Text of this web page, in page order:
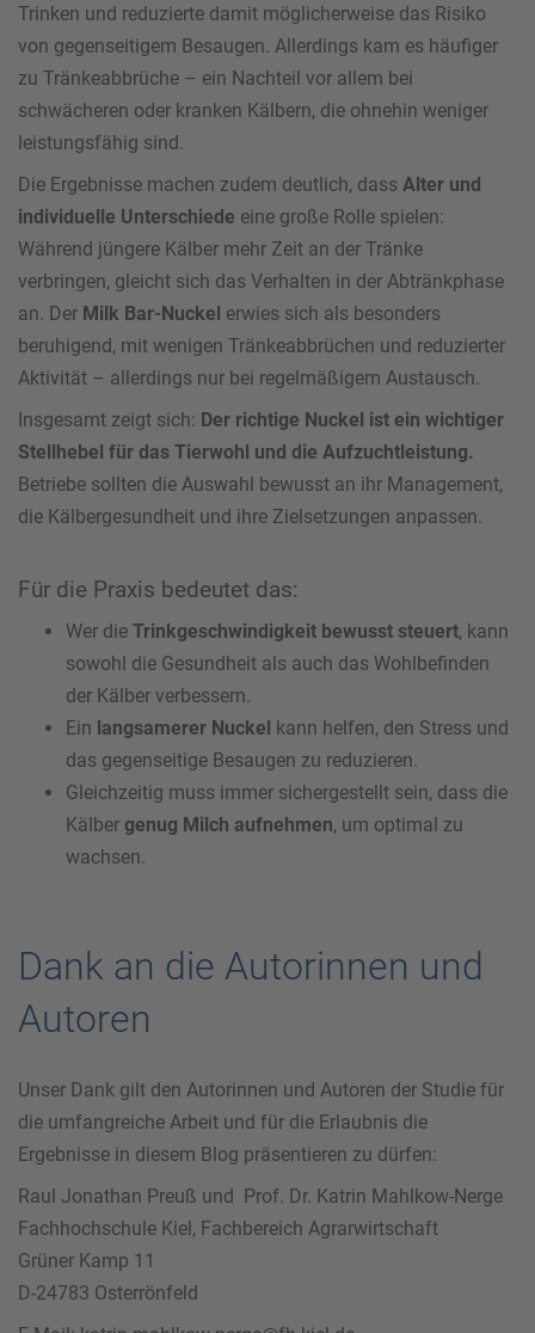
Trinken und reduzierte damit möglicherweise das Risiko
von gegenseitigem Besaugen. Allerdings kam es häufiger
zu Tränkeabbrüche – ein Nachteil vor allem bei
schwächeren oder kranken Kälbern, die ohnehin weniger
leistungsfähig sind.
Die Ergebnisse machen zudem deutlich, dass Alter und
individuelle Unterschiede eine große Rolle spielen:
Während jüngere Kälber mehr Zeit an der Tränke
verbringen, gleicht sich das Verhalten in der Abtränkphase
an. Der Milk Bar-Nuckel erwies sich als besonders
beruhigend, mit wenigen Tränkeabbrüchen und reduzierter
Aktivität – allerdings nur bei regelmäßigem Austausch.
Insgesamt zeigt sich: Der richtige Nuckel ist ein wichtiger
Stellhebel für das Tierwohl und die Aufzuchtleistung.
Betriebe sollten die Auswahl bewusst an ihr Management,
die Kälbergesundheit und ihre Zielsetzungen anpassen.
Für die Praxis bedeutet das:
Wer die Trinkgeschwindigkeit bewusst steuert, kann
sowohl die Gesundheit als auch das Wohlbefinden
der Kälber verbessern.
Ein langsamerer Nuckel kann helfen, den Stress und
das gegenseitige Besaugen zu reduzieren.
Gleichzeitig muss immer sichergestellt sein, dass die
Kälber genug Milch aufnehmen, um optimal zu
wachsen.
Dank an die Autorinnen und
Autoren
Unser Dank gilt den Autorinnen und Autoren der Studie für
die umfangreiche Arbeit und für die Erlaubnis die
Ergebnisse in diesem Blog präsentieren zu dürfen:
Raul Jonathan Preuß und Prof. Dr. Katrin Mahlkow-Nerge
Fachhochschule Kiel, Fachbereich Agrarwirtschaft
Grüner Kamp 11
D-24783 Osterrönfeld